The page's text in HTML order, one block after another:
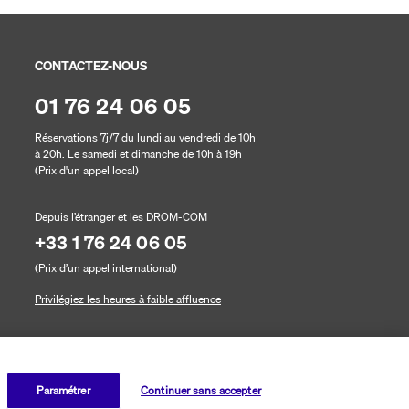
CONTACTEZ-NOUS
01 76 24 06 05
Réservations 7j/7 du lundi au vendredi de 10h
à 20h. Le samedi et dimanche de 10h à 19h
(Prix d'un appel local)
Depuis l’étranger et les DROM-COM
+33 1 76 24 06 05
(Prix d’un appel international)
Privilégiez les heures à faible affluence
Paramétrer Continuer sans accepter